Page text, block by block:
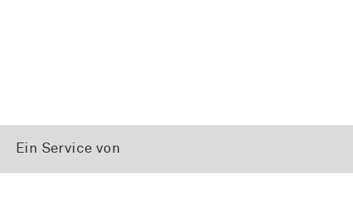
Ein Service von